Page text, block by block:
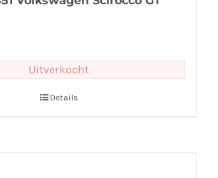
Uitverkocht
Details